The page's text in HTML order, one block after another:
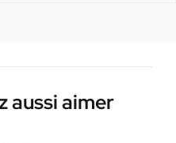
aussi aimer